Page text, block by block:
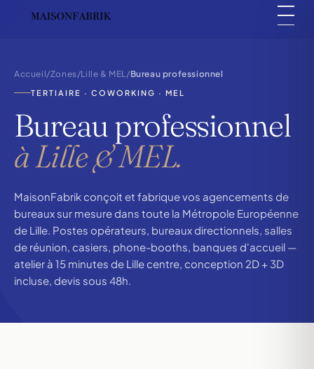
Accueil/Zones/Lille & MEL/Bureau professionnel
TERTIAIRE · COWORKING · MEL
Bureau professionnel
à Lille & MEL.
MaisonFabrik conçoit et fabrique vos agencements de
bureaux sur mesure dans toute la Métropole Européenne
de Lille. Postes opérateurs, bureaux directionnels, salles
de réunion, casiers, phone-booths, banques d'accueil —
atelier à 15 minutes de Lille centre, conception 2D + 3D
incluse, devis sous 48h.